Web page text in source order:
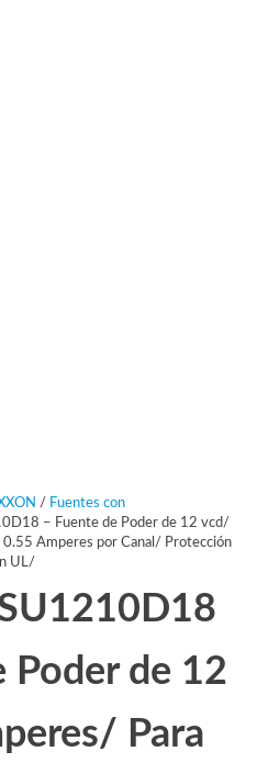
/ Fuentes con
– Fuente de Poder de 12 vcd/
Amperes por Canal/ Protección
UL/
Poder de 12
Para